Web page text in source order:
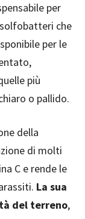
per
che
per le
più
o pallido.
della
di molti
C e rende le
La sua
del terreno,